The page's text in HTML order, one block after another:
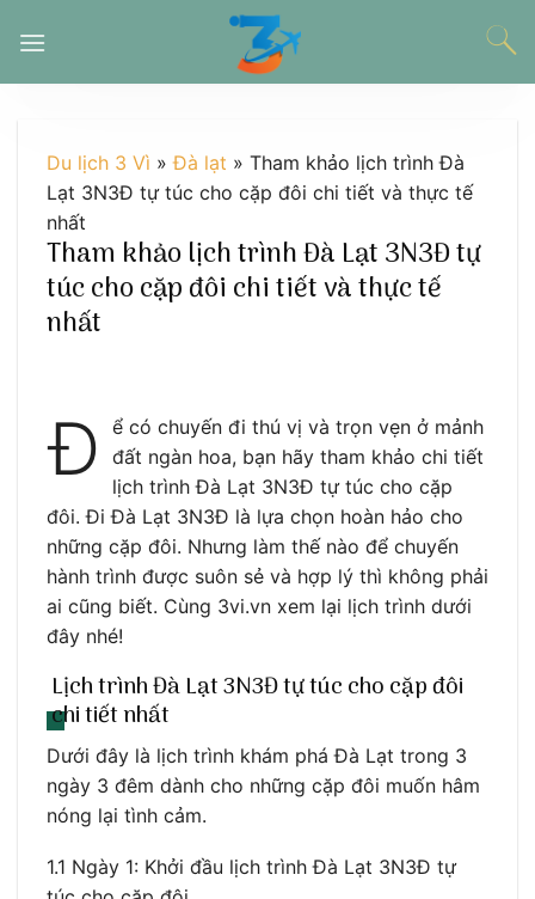
đến
Du lịch 3 Vì »Đà lạt » Tham khảo lịch trình Đà
Lạt 3N3Đ tự túc cho cặp đôi chi tiết và thực tế
nhất
Tham khảo lịch trình Đà Lạt 3N3Đ tự
túc cho cặp đôi chi tiết và thực tế
nhất
Đ
ể có chuyến đi thú vị và trọn vẹn ở mảnh
đất ngàn hoa, bạn hãy tham khảo chi tiết
lịch trình Đà Lạt 3N3Đ tự túc cho cặp
đôi. Đi Đà Lạt 3N3Đ là lựa chọn hoàn hảo cho
những cặp đôi. Nhưng làm thế nào để chuyến
hành trình được suôn sẻ và hợp lý thì không phải
ai cũng biết. Cùng 3vi.vn xem lại lịch trình dưới
đây nhé!
Lịch trình Đà Lạt 3N3Đ tự túc cho cặp đôi
chi tiết nhất
Dưới đây là lịch trình khám phá Đà Lạt trong 3
ngày 3 đêm dành cho những cặp đôi muốn hâm
nóng lại tình cảm.
1.1 Ngày 1: Khởi đầu lịch trình Đà Lạt 3N3Đ tự